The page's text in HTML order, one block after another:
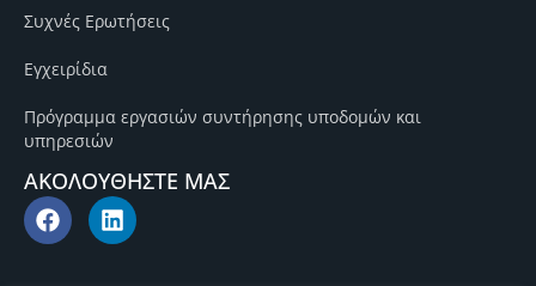
Συχνές Ερωτήσεις
Εγχειρίδια
Πρόγραμμα εργασιών συντήρησης υποδομών και
υπηρεσιών
ΑΚΟΛΟΥΘΗΣΤΕ ΜΑΣ